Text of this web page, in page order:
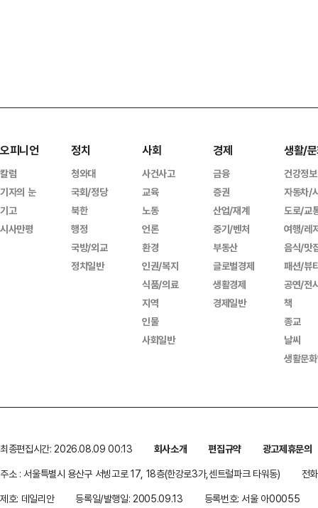
오피니언
칼럼
기자의 눈
기고
시사만평
정치
청와대
국회/정당
북한
행정
국방/외교
정치일반
사회
사건사고
교육
노동
언론
환경
인권/복지
식품/의료
지역
인물
사회일반
경제
금융
증권
산업/재계
중기/벤처
부동산
글로벌경제
생활경제
경제일반
생활/
건강정보
자동차/
도로/교
여행/레
음식/맛
패션/뷰
공연/전
책
종교
날씨
생활문
최종편집시간: 2026.08.09 00:13 회사소개 편집규약
광고제휴문의
주소 : 서울특별시 용산구 서빙고로 17, 18층(한강로3가,센트럴파크 타워동)
전
제호: 데일리안
등록일/발행일: 2005.09.13 등록번호: 서울 아00055